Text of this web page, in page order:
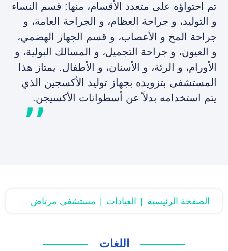
تم احتواؤه على متعدد الأقسام، منها: قسم النساء
و التوليد، و جراحة العظام، و الجراحة العامة، و
جراحة المخ و الأعصاب، و قسم الجهاز الهضمي،
و العيون، و جراحة التجميل، و المسالك البولية، و
الأورام، و الرئة، و الأسنان، و الأطفال. يمتاز هذا
المستشفى بتزويده بجهاز توليد الأكسجين الذي
يتم استخدامه بدلاً عن أسطوانات الأكسيجن.
الصفحة الرئیسیة العيادات مستشفى مرتاض
اللغات